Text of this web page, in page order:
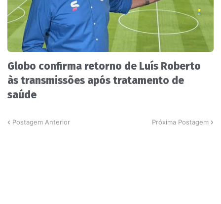
Globo confirma retorno de Luís Roberto
às transmissões após tratamento de
saúde
Postagem Anterior Próxima Postagem